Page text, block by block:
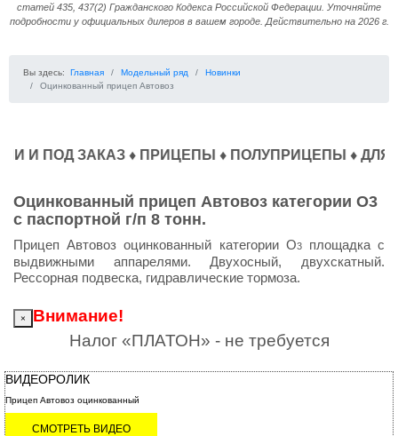
статей 435, 437(2) Гражданского Кодекса Российской Федерации. Уточняйте
подробности у официальных дилеров в вашем городе. Действительно на 2026 г.
Вы здесь: Главная Модельный ряд
Новинки
Оцинкованный прицеп Автовоз
ЗАКАЗ ♦ ПРИЦЕПЫ ♦ ПОЛУПРИЦЕПЫ ♦ ДЛЯ
Оцинкованный прицеп Автовоз категории О3
с паспортной г/п 8 тонн.
Прицеп Автовоз оцинкованный категории O3площадка с
выдвижными аппарелями. Двухосный, двухскатный.
Рессорная подвеска, гидравлические тормоза.
×
Внимание!
Налог «ПЛАТОН» - не требуется
ВИДЕОРОЛИК
Прицеп Автовоз оцинкованный
СМОТРЕТЬ ВИДЕО